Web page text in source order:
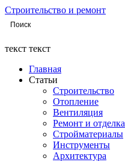
Строительство и ремонт
текст текст
Главная
Статьи
Строительство
Отопление
Вентиляция
Ремонт и отделка
Стройматериалы
Инструменты
Архитектура